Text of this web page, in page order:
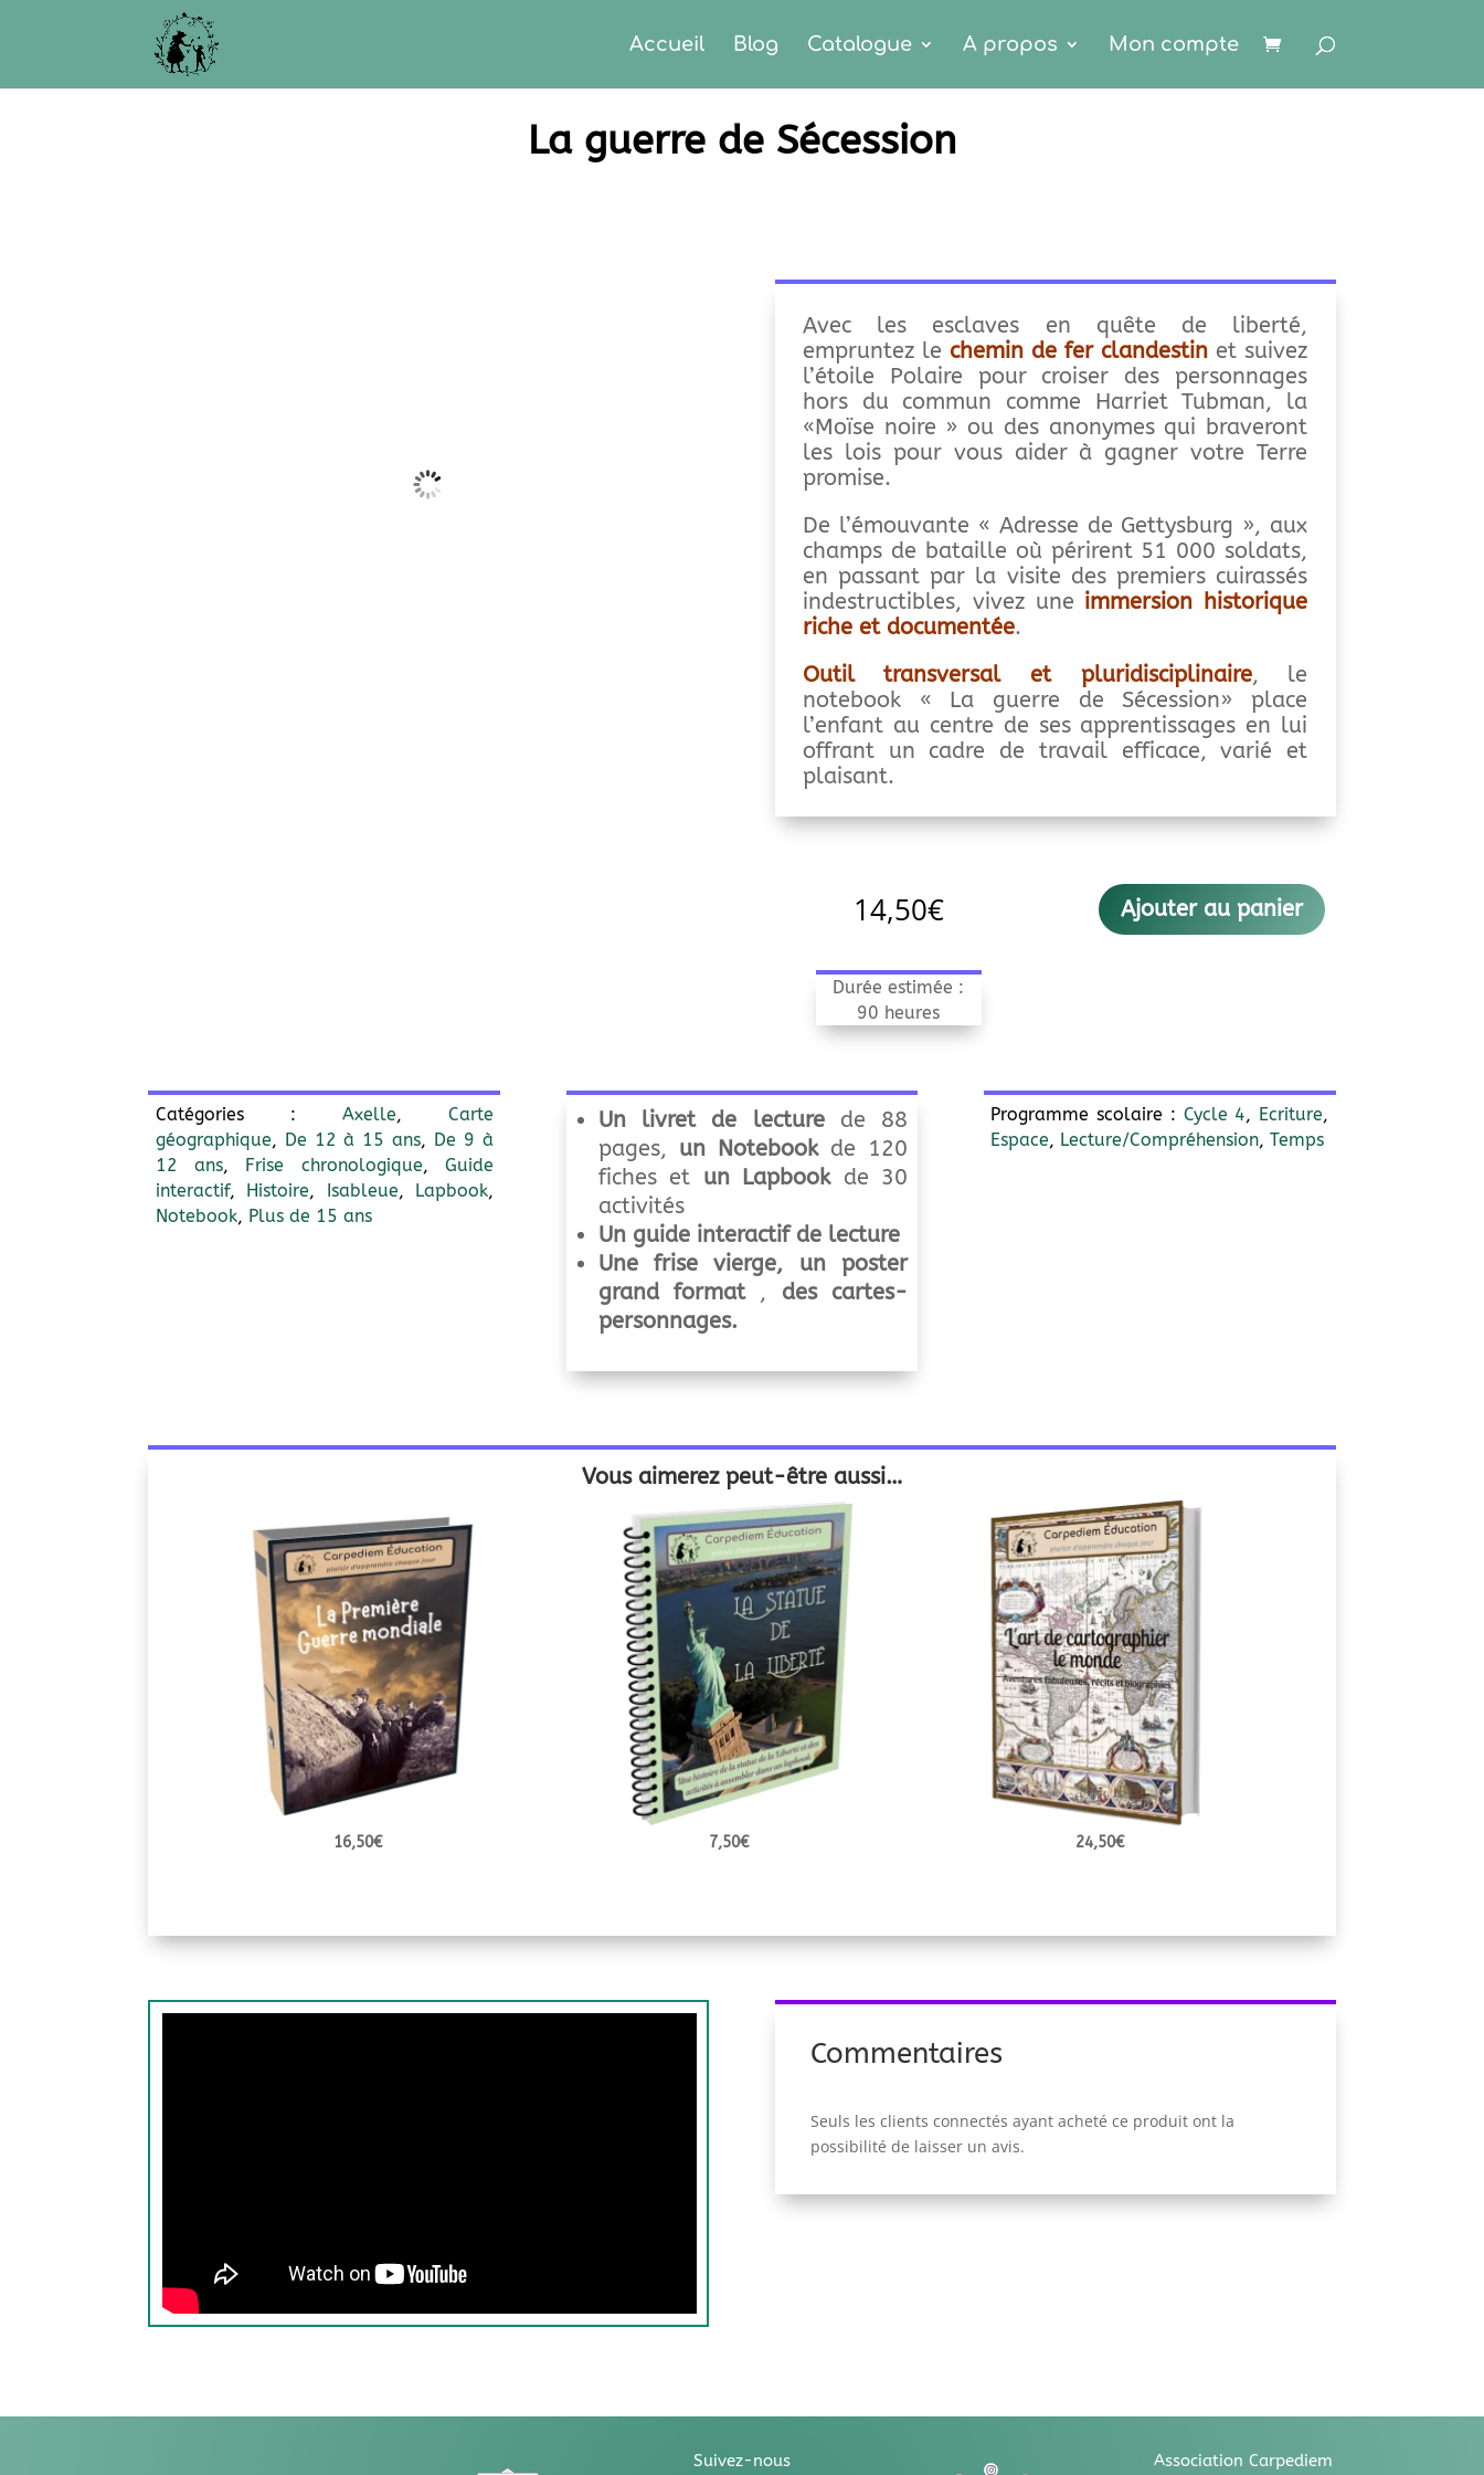
Accueil Blog Catalogue A propos Mon compte
La guerre de Sécession
Avec les esclaves en quête de liberté,
empruntez le chemin de fer clandestin et suivez
l’étoile Polaire pour croiser des personnages
hors du commun comme Harriet Tubman, la
«Moïse noire » ou des anonymes qui braveront
les lois pour vous aider à gagner votre Terre
promise.
De l’émouvante « Adresse de Gettysburg », aux
champs de bataille où périrent 51 000 soldats,
en passant par la visite des premiers cuirassés
indestructibles, vivez une immersion historique
riche et documentée.
Outil transversal et pluridisciplinaire, le
notebook « La guerre de Sécession» place
l’enfant au centre de ses apprentissages en lui
offrant un cadre de travail efficace, varié et
plaisant.
14,50€
Durée estimée :
90 heures
Ajouter au panier
Catégories : Axelle,Carte
géographique, De 12 à 15 ans, De 9 à
12 ans, Frise chronologique,Guide
interactif, Histoire, Isableue, Lapbook,
Notebook, Plus de 15 ans
Un livret de lecturede 88
pages, un Notebookde 120
fiches et un Lapbookde 30
activités
Un guide interactif de lecture
Une frise vierge, un poster
grand format , des cartes-
personnages.
Programme scolaire : Cycle 4, Ecriture,
Espace, Lecture/Compréhension, Temps
Vous aimerez peut-être aussi…
16,50€ 7,50€ 24,50€
Commentaires
Seuls les clients connectés ayant acheté ce produit ont la
possibilité de laisser un avis.
Suivez-nous Association Carpediem